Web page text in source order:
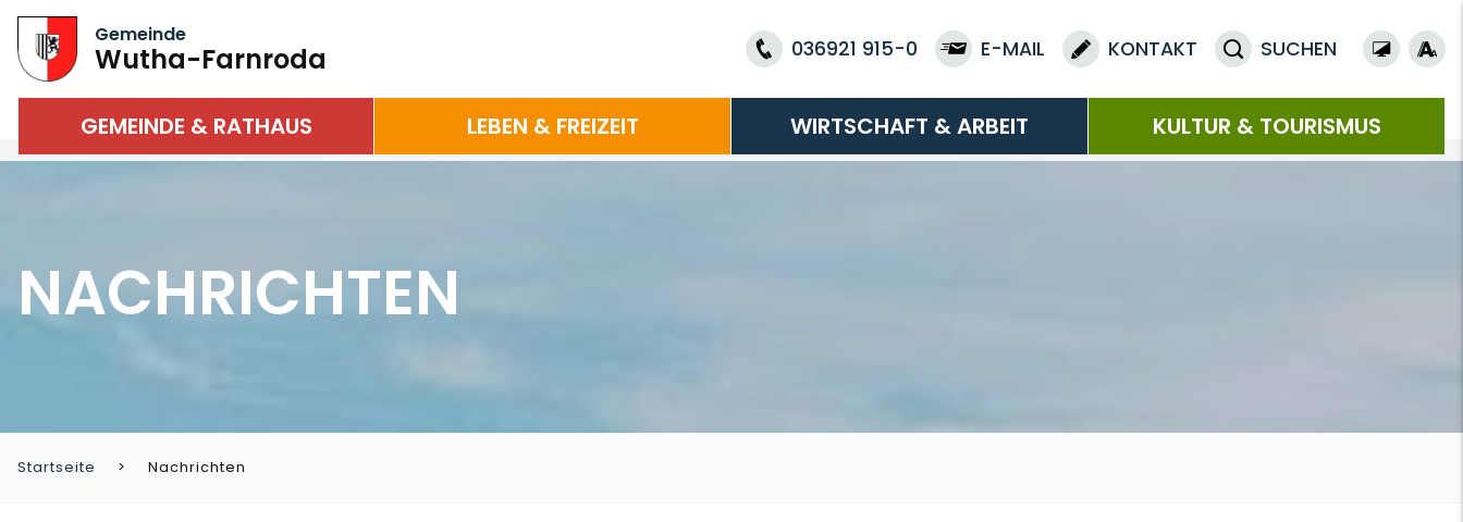
Gemeinde
Wutha-Farnroda 036921 915-0 E-MAIL KONTAKT SUCHEN
GEMEINDE & RATHAUS LEBEN & FREIZEIT WIRTSCHAFT & ARBEIT KULTUR & TOURISMUS
NACHRICHTEN
Startseite Nachrichten